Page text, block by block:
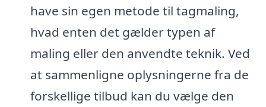
have sin egen metode til tagmaling,
hvad enten det gælder typen af
maling eller den anvendte teknik. Ved
at sammenligne oplysningerne fra de
forskellige tilbud kan du vælge den